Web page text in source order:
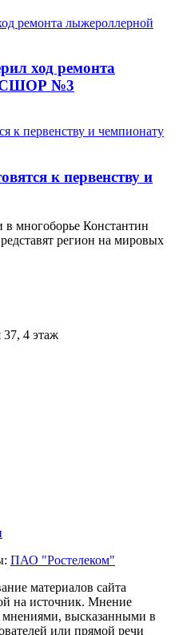
ход ремонта
СШОР №3
к первенству и
многоборье Константин
регион на мировых
37, 4 этаж
ПАО "Ростелеком"
материалов сайта
на источник. Мнение
мнениями, высказанными в
или прямой речи